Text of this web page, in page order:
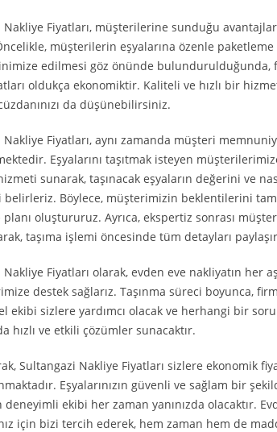
Nakliye Fiyatları, müşterilerine sunduğu
müşterilerin eşyalarına özenle paketleme
edilmesi göz önünde bulundurulduğunda,
oldukça ekonomiktir. Kaliteli ve hızlı bir
da düşünebilirsiniz.
Nakliye Fiyatları, aynı zamanda müşteri
Eşyalarını taşıtmak isteyen
sunarak, taşınacak eşyaların değerini ve
Böylece, müşterimizin beklentilerini tam
oluştururuz. Ayrıca, ekspertiz sonrası
taşıma işlemi öncesinde tüm detayları
Fiyatları olarak, evden eve nakliyatın her
destek sağlarız. Taşınma süreci boyunca,
ekibi sizlere yardımcı olacak ve herhangi bir
hızlı ve etkili çözümler sunacaktır.
Sultangazi Nakliye Fiyatları sizlere ekonomik
Eşyalarınızın güvenli ve sağlam bir
deneyimli ekibi her zaman yanınızda olacaktır.
için bizi tercih ederek, hem zaman hem de